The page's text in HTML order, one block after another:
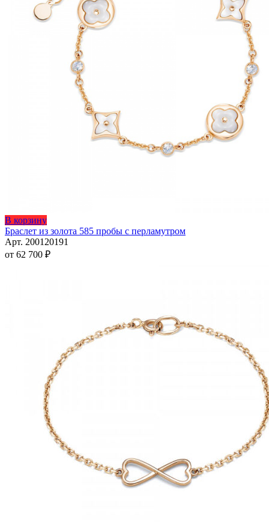
В корзинуЭтот
товар
имеет
несколько
Браслет из золота 585 пробы с перламутром
Арт. 200120191
от 62 700 ₽